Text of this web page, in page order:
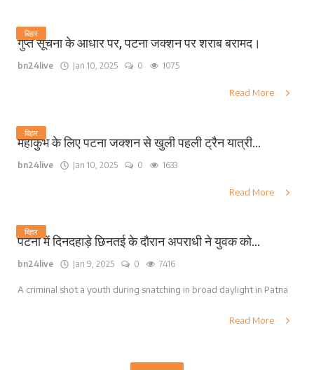
बिहार
गुप्त सूचना के आधार पर, पटना जक्शन पर शराब बरामद।
bn24live Jan 10, 2025 0 1075
Read More
बिहार
महाकुंभ के लिए पटना जक्शन से खुली पहली ट्रैन यात्री...
bn24live Jan 10, 2025 0 1633
Read More
बिहार
पटना में दिनदहाड़े छिनतई के दौरान अपराधी ने युवक को...
bn24live Jan 9, 2025 0 7416
A criminal shot a youth during snatching in broad daylight in Patna
Read More